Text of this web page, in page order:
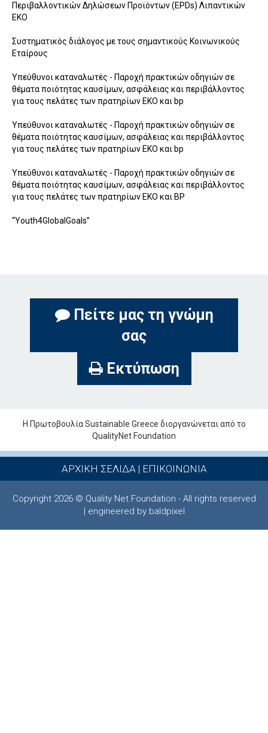
Περιβαλλοντικών Δηλώσεων Προϊόντων (EPDs) Λιπαντικών
ΕΚΟ
Συστηματικός διάλογος με τους σημαντικούς Κοινωνικούς
Εταίρους
Υπεύθυνοι καταναλωτές - Παροχή πρακτικών οδηγιών σε
θέματα ποιότητας καυσίμων, ασφάλειας και περιβάλλοντος
για τους πελάτες των πρατηρίων ΕΚΟ και bp
Υπεύθυνοι καταναλωτές - Παροχή πρακτικών οδηγιών σε
θέματα ποιότητας καυσίμων, ασφάλειας και περιβάλλοντος
για τους πελάτες των πρατηρίων ΕΚΟ και bp
Υπεύθυνοι καταναλωτές - Παροχή πρακτικών οδηγιών σε
θέματα ποιότητας καυσίμων, ασφάλειας και περιβάλλοντος
για τους πελάτες των πρατηρίων ΕΚΟ και ΒΡ
“Youth4GlobalGoals”
Πείτε μας τη γνώμη
σας
Εκτύπωση
Η Πρωτοβουλία Sustainable Greece διοργανώνεται από το
QualityNet Foundation
ΑΡΧΙΚΗ ΣΕΛΙΔΑ| ΕΠΙΚΟΙΝΩΝΙΑ
Copyright 2026 © Quality Net Foundation - All rights reserved
| engineered by baldpixel